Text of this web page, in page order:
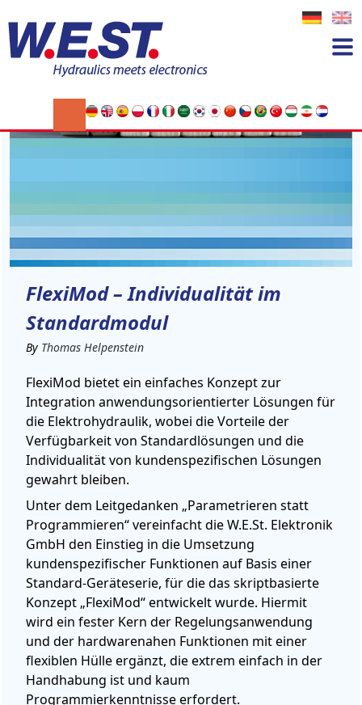
FlexiMod – Individualität im
Standardmodul
11
NOV
By Thomas Helpenstein
FlexiMod bietet ein einfaches Konzept zur
Integration anwendungsorientierter Lösungen für
die Elektrohydraulik, wobei die Vorteile der
Verfügbarkeit von Standardlösungen und die
Individualität von kundenspezifischen Lösungen
gewahrt bleiben.
Unter dem Leitgedanken „Parametrieren statt
Programmieren“ vereinfacht die W.E.St. Elektronik
GmbH den Einstieg in die Umsetzung
kundenspezifischer Funktionen auf Basis einer
Standard-Geräteserie, für die das skriptbasierte
Konzept „FlexiMod“ entwickelt wurde. Hiermit
wird ein fester Kern der Regelungsanwendung
und der hardwarenahen Funktionen mit einer
flexiblen Hülle ergänzt, die extrem einfach in der
Handhabung ist und kaum
Programmierkenntnisse erfordert.